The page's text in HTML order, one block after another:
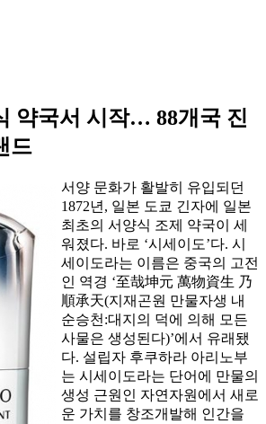
약국서 시작… 88개국 진
드
서양 문화가 활발히 유입되던
1872년, 일본 도쿄 긴자에 일본
최초의 서양식 조제 약국이 세
워졌다. 바로 ‘시세이도’다. 시
세이도라는 이름은 중국의 고전
인 역경 ‘至哉坤元 萬物資生 乃
順承天(지재곤원 만물자생 내
순승천:대지의 덕에 의해 모든
사물은 생성된다)’에서 유래됐
다. 설립자 후쿠하라 아리노부
는 시세이도라는 단어에 만물의
생성 근원인 자연자원에서 새로
운 가치를 창조개발해 인간을